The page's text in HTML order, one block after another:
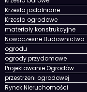
Krzesła jadalniane
Krzesła ogrodowe
materiały konstrukcyjne
Nowoczesne Budownictwo
ogrodu
ogrody przydomowe
Projektowanie Ogrodów
przestrzeni ogrodowej
Rynek Nieruchomości